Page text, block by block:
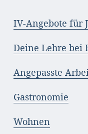
IV-Angebote für
Deine Lehre bei
Angepasste
Gastronomie
Wohnen